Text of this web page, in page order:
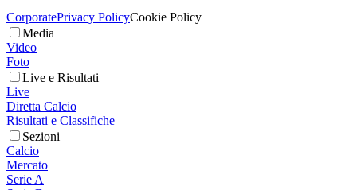
CorporatePrivacy PolicyCookie Policy
Media
Video
Foto
Live e Risultati
Live
Diretta Calcio
Risultati e Classifiche
Sezioni
Calcio
Mercato
Serie A